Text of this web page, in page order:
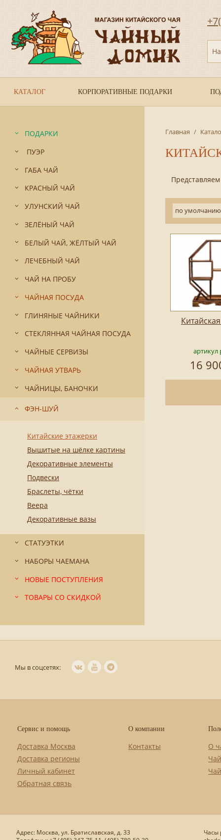
КАТАЛОГ КОРПОРАТИВНЫЕ ПОДАРКИ
ПОДАРКИ
ПУЭР
ГАБА ЧАЙ
КРАСНЫЙ ЧАЙ
УЛУНСКИЙ ЧАЙ
ЗЕЛЁНЫЙ ЧАЙ
БЕЛЫЙ ЧАЙ, ЖЁЛТЫЙ ЧАЙ
ЛЕЧЕБНЫЙ ЧАЙ
ЧАЙ НА ПРОБУ
ЧАЙНАЯ ПОСУДА
ГЛИНЯНЫЕ ЧАЙНИКИ
СТЕКЛЯННАЯ ЧАЙНАЯ ПОСУДА
ЧАЙНЫЕ СЕРВИЗЫ
ЧАЙНАЯ УТВАРЬ
ЧАЙНИЦЫ, БАНОЧКИ
ФЭН-ШУЙ
Китайские этажерки
Вышитые на шёлке картины
Декоративные элементы
Подвески
Браслеты, чётки
Веера
Декоративные вазы
СТАТУЭТКИ
НАБОРЫ ЧАЕМАНА
НОВЫЕ ПОСТУПЛЕНИЯ
ТОВАРЫ СО СКИДКОЙ
Главная /
по умолчанию
артикул
16
Мы в соцсетях:
Сервис и помощь
Доставка Москва
Доставка регионы
Личный кабинет
Обратная связь
О компании
Контакты
О
Адрес: Москва, ул. Братиславская, д. 33
Часы